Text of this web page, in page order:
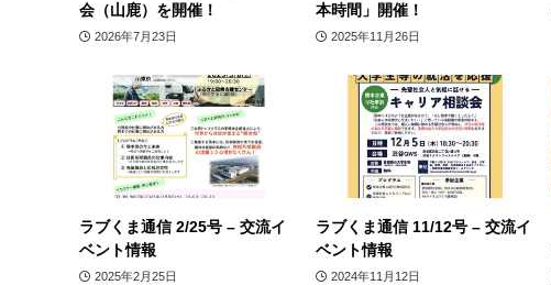
会（山鹿）を開催！
2026年7月23日
本時間」開催！
2025年11月26日
ラブくま通信 2/25号 – 交流イ
ベント情報
2025年2月25日
ラブくま通信 11/12号 – 交流イ
ベント情報
2024年11月12日